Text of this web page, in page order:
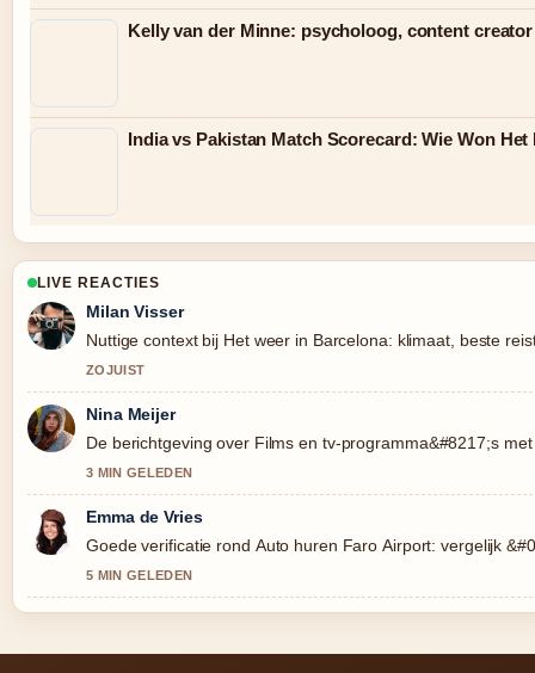
Kelly van der Minne: psycholoog, content
India vs Pakistan Match Scorecard: Wie Won Het
LIVE REACTIES
Milan Visser
Nuttige context bij Het weer in Barcelona: klimaat, beste
ZOJUIST
Nina Meijer
De berichtgeving over Films en tv-programma&#8217;s
3 MIN GELEDEN
Emma de Vries
Goede verificatie rond Auto huren Faro Airport: vergelijk
5 MIN GELEDEN